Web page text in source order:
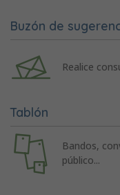
Buzón de
Realice
Tablón
Bandos,
público...